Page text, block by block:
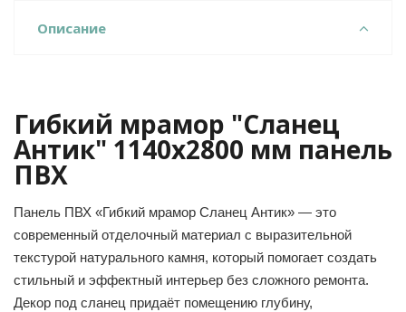
Описание
Гибкий мрамор "Сланец
Антик" 1140х2800 мм панель
ПВХ
Панель ПВХ «Гибкий мрамор Сланец Антик» — это
современный отделочный материал с выразительной
текстурой натурального камня, который помогает создать
стильный и эффектный интерьер без сложного ремонта.
Декор под сланец придаёт помещению глубину,